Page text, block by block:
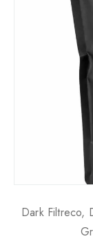
Dark Filtreco,